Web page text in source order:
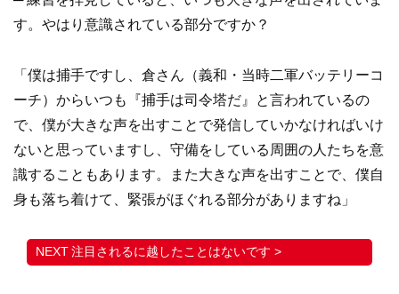
す。やはり意識されている部分ですか？
「僕は捕手ですし、倉さん（義和・当時二軍バッテリーコ
ーチ）からいつも『捕手は司令塔だ』と言われているの
で、僕が大きな声を出すことで発信していかなければいけ
ないと思っていますし、守備をしている周囲の人たちを意
識することもあります。また大きな声を出すことで、僕自
身も落ち着けて、緊張がほぐれる部分がありますね」
注目されるに越したことはないです >